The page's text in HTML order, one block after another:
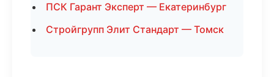
ПСК Гарант Эксперт — Екатеринбург
Стройгрупп Элит Стандарт — Томск